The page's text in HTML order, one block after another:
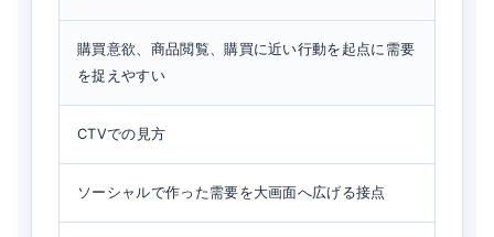
購買意欲、商品閲覧、購買に近い行動を起点に需要
を捉えやすい
CTVでの見方
ソーシャルで作った需要を大画面へ広げる接点